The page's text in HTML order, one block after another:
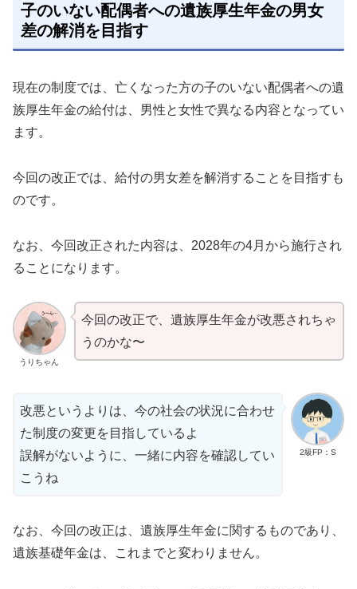
子のいない配偶者への遺族厚生年金の男女
差の解消を目指す
現在の制度では、亡くなった方の子のいない配偶者への遺
族厚生年金の給付は、男性と女性で異なる内容となってい
ます。
今回の改正では、給付の男女差を解消することを目指すも
のです。
なお、今回改正された内容は、2028年の4月から施行され
ることになります。
うりちゃん
今回の改正で、遺族厚生年金が改悪されちゃ
うのかな〜
2級FP：S
改悪というよりは、今の社会の状況に合わせ
た制度の変更を目指しているよ
誤解がないように、一緒に内容を確認してい
こうね
なお、今回の改正は、遺族厚生年金に関するものであり、
遺族基礎年金は、これまでと変わりません。